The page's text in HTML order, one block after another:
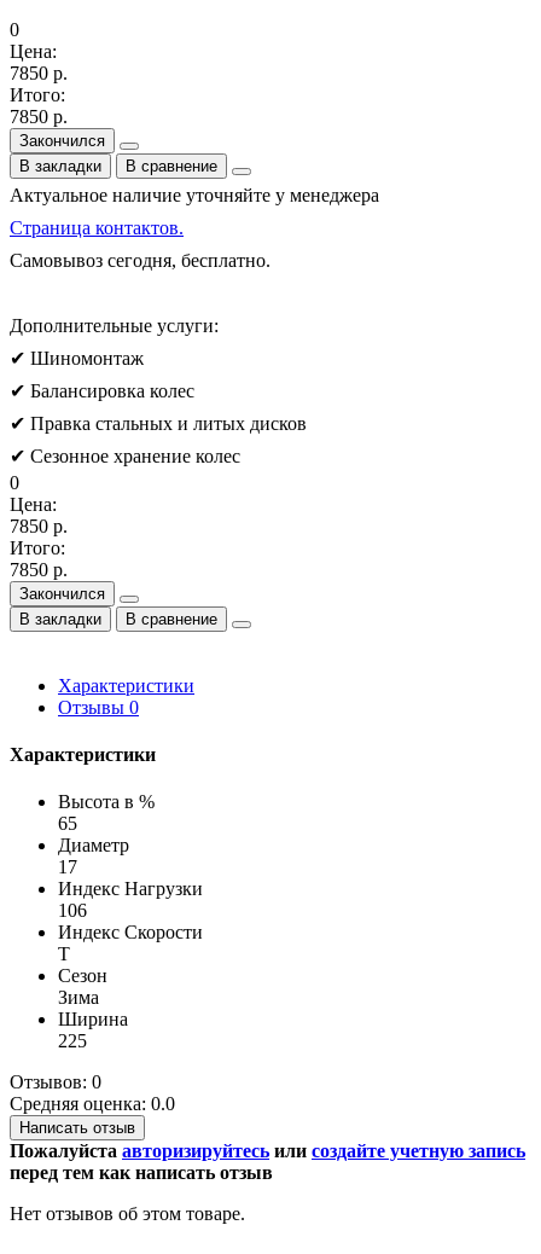
0
Цена:
7850 р.
Итого:
7850 р.
Закончился
В закладки
В сравнение
Актуальное наличие уточняйте у менеджера
Страница контактов.
Самовывоз сегодня, бесплатно.
Дополнительные услуги:
✔ Шиномонтаж
✔ Балансировка колес
✔ Правка стальных и литых дисков
✔ Сезонное хранение колес
0
Цена:
7850 р.
Итого:
7850 р.
Закончился
В закладки
В сравнение
Характеристики
Отзывы 0
Характеристики
Высота в %
65
Диаметр
17
Индекс Нагрузки
106
Индекс Скорости
T
Сезон
Зима
Ширина
225
Отзывов: 0
Средняя оценка: 0.0
Написать отзыв
Пожалуйста авторизируйтесь или создайте учетную запись
перед тем как написать отзыв
Нет отзывов об этом товаре.